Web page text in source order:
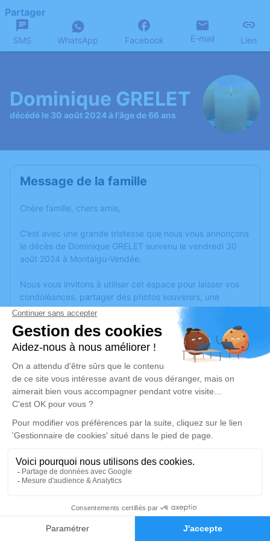
Faire-part Hommages
Partager
SMS WhatsApp Facebook E-mail Lien
Dominique GRELET
décédé le 30 août 2024 à l'âge de 66 ans
Message de la famille
Chère famille, chers amis,
C’est avec une grande tristesse que nous vous annonçons
le décès de Dominique GRELET survenu le vendredi 30
août 2024 à Montaigu-Vendée.
Nous vous invitons à utiliser cet espace pour laisser vos
condoléances, partager des photos souvenirs, une
anecdote ou exprimer vos pensées à travers des poèmes
ou des textes. Cet endroit est un lieu d'expression dédié à
honorer la mémoire de Dominique GRELET.
Un service de plantation d’arbre hommage estdisponible
mercredi 04 septembre 2024 à 15h00
Église de Saligny
85170 Saligny
Je rends hommage